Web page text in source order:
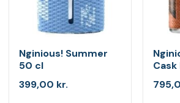
Nginious! Summer
50 cl
399,00 kr.